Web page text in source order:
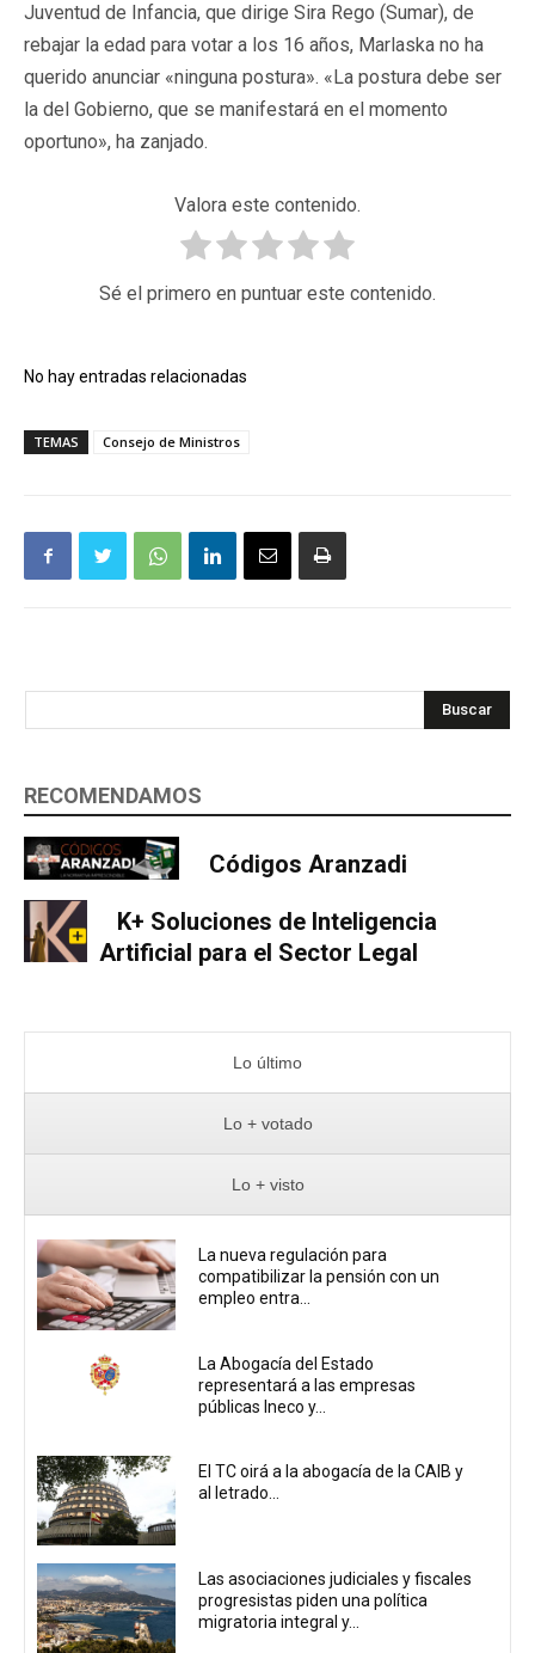
Juventud de Infancia, que dirige Sira Rego (Sumar), de
rebajar la edad para votar a los 16 años, Marlaska no ha
querido anunciar «ninguna postura». «La postura debe ser
la del Gobierno, que se manifestará en el momento
oportuno», ha zanjado.
Valora este contenido.
Sé el primero en puntuar este contenido.
No hay entradas relacionadas
TEMAS Consejo de Ministros
Buscar
RECOMENDAMOS
Códigos Aranzadi
K+ Soluciones de Inteligencia
Artificial para el Sector Legal
Lo último
Lo + votado
Lo + visto
La nueva regulación para
compatibilizar la pensión con un
empleo entra...
La Abogacía del Estado
representará a las empresas
públicas Ineco y...
El TC oirá a la abogacía de la CAIB y
al letrado...
Las asociaciones judiciales y fiscales
progresistas piden una política
migratoria integral y...